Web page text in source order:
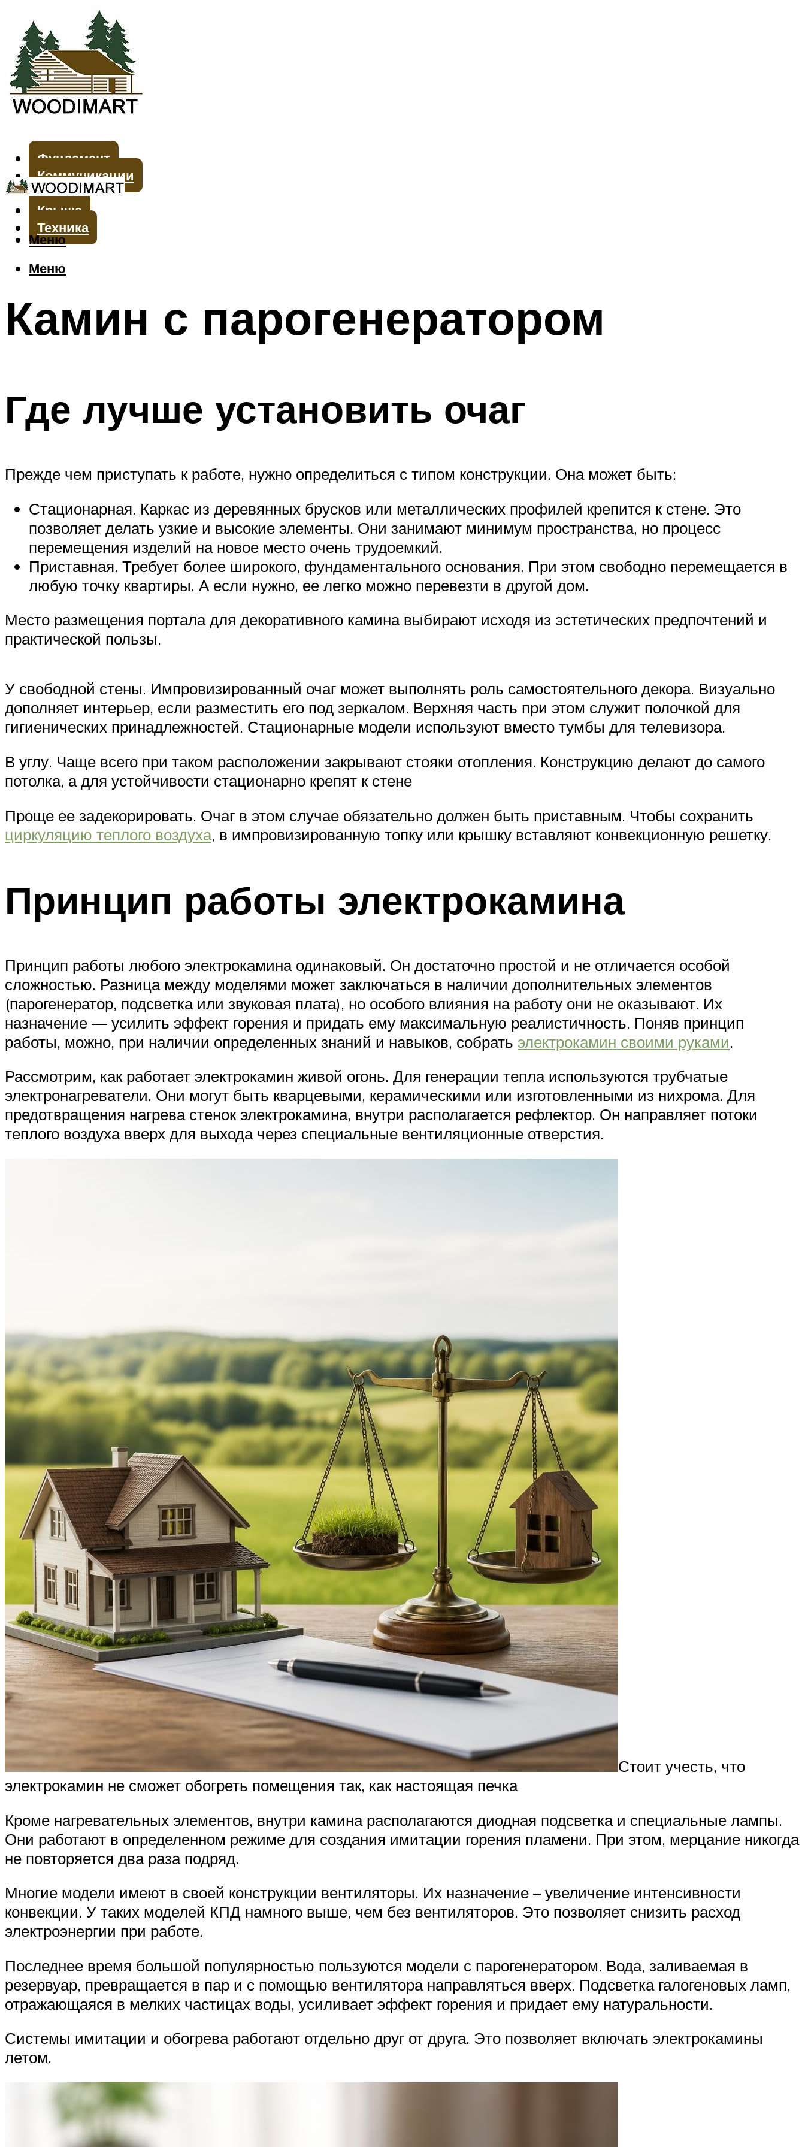
Фундамент
Коммуникации
Стены
Крыша
Техника
Меню
Меню
Камин с парогенератором
Где лучше установить очаг
Прежде чем приступать к работе, нужно определиться с типом конструкции. Она может быть:
Стационарная. Каркас из деревянных брусков или металлических профилей крепится к стене. Это
позволяет делать узкие и высокие элементы. Они занимают минимум пространства, но процесс
перемещения изделий на новое место очень трудоемкий.
Приставная. Требует более широкого, фундаментального основания. При этом свободно перемещается в
любую точку квартиры. А если нужно, ее легко можно перевезти в другой дом.
Место размещения портала для декоративного камина выбирают исходя из эстетических предпочтений и
практической пользы.
У свободной стены. Импровизированный очаг может выполнять роль самостоятельного декора. Визуально
дополняет интерьер, если разместить его под зеркалом. Верхняя часть при этом служит полочкой для
гигиенических принадлежностей. Стационарные модели используют вместо тумбы для телевизора.
В углу. Чаще всего при таком расположении закрывают стояки отопления. Конструкцию делают до самого
потолка, а для устойчивости стационарно крепят к стене
Проще ее задекорировать. Очаг в этом случае обязательно должен быть приставным. Чтобы сохранить
циркуляцию теплого воздуха, в импровизированную топку или крышку вставляют конвекционную решетку.
Принцип работы электрокамина
Принцип работы любого электрокамина одинаковый. Он достаточно простой и не отличается особой
сложностью. Разница между моделями может заключаться в наличии дополнительных элементов
(парогенератор, подсветка или звуковая плата), но особого влияния на работу они не оказывают. Их
назначение — усилить эффект горения и придать ему максимальную реалистичность. Поняв принцип
работы, можно, при наличии определенных знаний и навыков, собрать электрокамин своими руками.
Рассмотрим, как работает электрокамин живой огонь. Для генерации тепла используются трубчатые
электронагреватели. Они могут быть кварцевыми, керамическими или изготовленными из нихрома. Для
предотвращения нагрева стенок электрокамина, внутри располагается рефлектор. Он направляет потоки
теплого воздуха вверх для выхода через специальные вентиляционные отверстия.
Стоит учесть, что
электрокамин не сможет обогреть помещения так, как настоящая печка
Кроме нагревательных элементов, внутри камина располагаются диодная подсветка и специальные лампы.
Они работают в определенном режиме для создания имитации горения пламени. При этом, мерцание никогда
не повторяется два раза подряд.
Многие модели имеют в своей конструкции вентиляторы. Их назначение – увеличение интенсивности
конвекции. У таких моделей КПД намного выше, чем без вентиляторов. Это позволяет снизить расход
электроэнергии при работе.
Последнее время большой популярностью пользуются модели с парогенератором. Вода, заливаемая в
резервуар, превращается в пар и с помощью вентилятора направляться вверх. Подсветка галогеновых ламп,
отражающаяся в мелких частицах воды, усиливает эффект горения и придает ему натуральности.
Системы имитации и обогрева работают отдельно друг от друга. Это позволяет включать электрокамины
летом.